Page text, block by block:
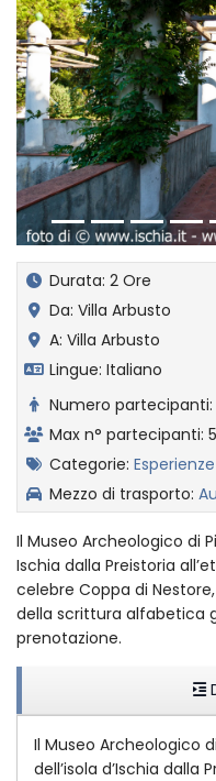
Indietro
Durata: 2 Ore
Da: Villa Arbusto
A: Villa Arbusto
Lingue: Italiano
Numero partecipanti:
Max n° partecipanti:
Categorie:
Mezzo di trasporto:
Il Museo Archeologico di
Ischia dalla Preistoria
celebre Coppa di
della scrittura alfabetica
prenotazione.
Il Museo Archeologico
dell’isola d’Ischia dalla